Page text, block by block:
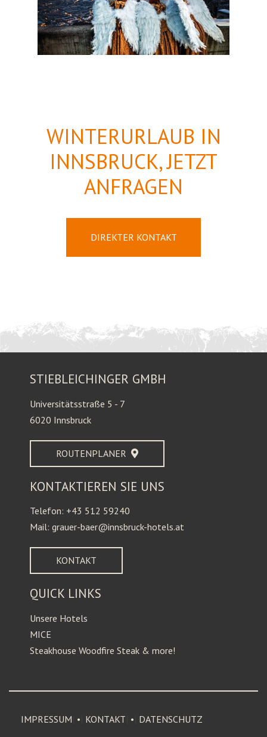
WINTERURLAUB IN
INNSBRUCK, JETZT
ANFRAGEN
DIREKTER KONTAKT
STIEBLEICHINGER GMBH
Universitätsstraße 5 - 7
6020 Innsbruck
ROUTENPLANER
KONTAKTIEREN SIE UNS
Telefon: +43 512 59240
Mail: grauer-baer@innsbruck-hotels.at
KONTAKT
QUICK LINKS
Unsere Hotels
MICE
Steakhouse Woodfire Steak & more!
IMPRESSUM • KONTAKT • DATENSCHUTZ